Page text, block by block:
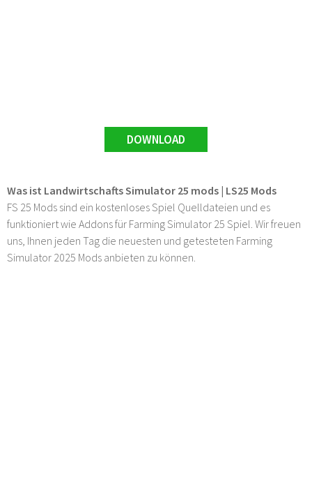
DOWNLOAD
Was ist Landwirtschafts Simulator 25 mods | LS25 Mods
FS 25 Mods sind ein kostenloses Spiel Quelldateien und es
funktioniert wie Addons für Farming Simulator 25 Spiel. Wir freuen
uns, Ihnen jeden Tag die neuesten und getesteten Farming
Simulator 2025 Mods anbieten zu können.